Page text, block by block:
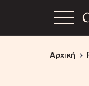
Αρχική